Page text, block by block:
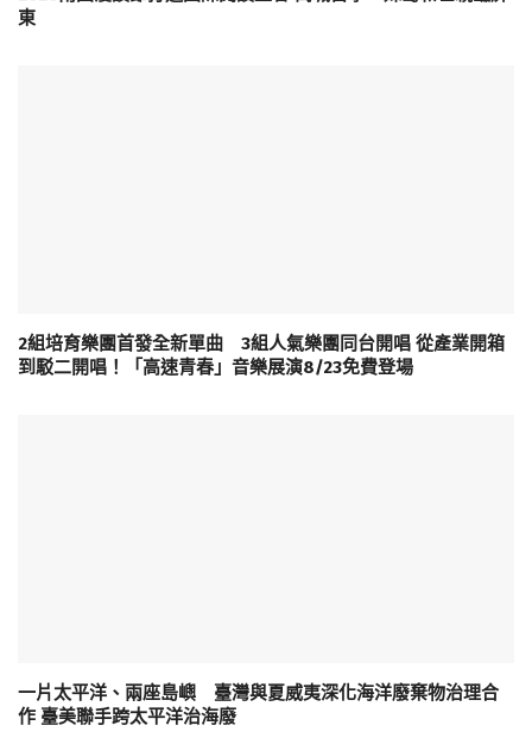
東
2組培育樂團首發全新單曲 3組人氣樂團同台開唱 從產業開箱
到駁二開唱！「高速青春」音樂展演8/23免費登場
一片太平洋、兩座島嶼 臺灣與夏威夷深化海洋廢棄物治理合
作 臺美聯手跨太平洋治海廢